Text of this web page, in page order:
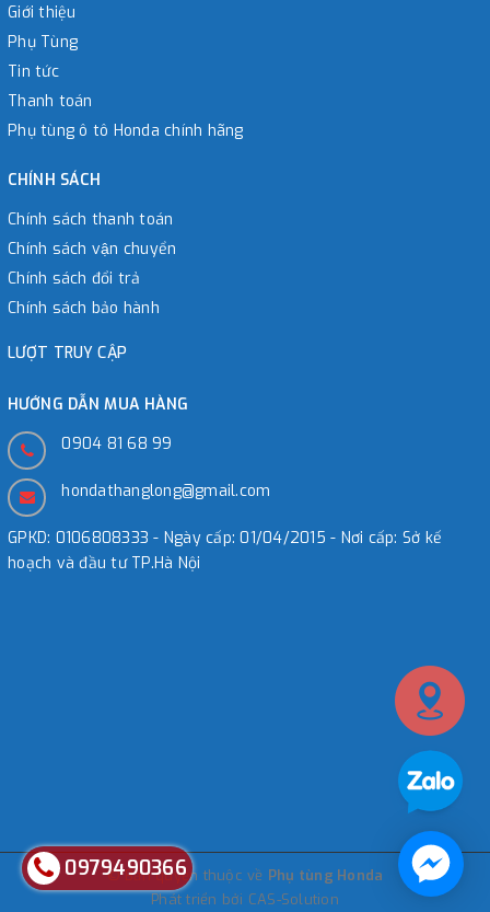
Giới thiệu
Phụ Tùng
Tin tức
Thanh toán
Phụ tùng ô tô Honda chính hãng
CHÍNH SÁCH
Chính sách thanh toán
Chính sách vận chuyển
Chính sách đổi trả
Chính sách bảo hành
LƯỢT TRUY CẬP
HƯỚNG DẪN MUA HÀNG
0904 81 68 99
hondathanglong@gmail.com
GPKD: 0106808333 - Ngày cấp: 01/04/2015 - Nơi cấp: Sở kế
hoạch và đầu tư TP.Hà Nội
© Bản quyền thuộc về Phụ tùng Honda
Phát triển bởi CAS-Solution
0979490366